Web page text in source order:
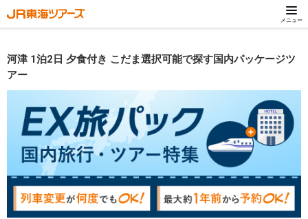
メニュー
河津 1泊2日 夕食付き こだま選択可能で探す国内パッケージツ
アー